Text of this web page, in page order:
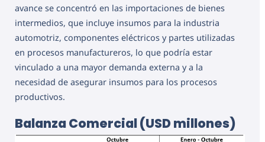
avance se concentró en las importaciones de bienes
intermedios, que incluye insumos para la industria
automotriz, componentes eléctricos y partes utilizadas
en procesos manufactureros, lo que podría estar
vinculado a una mayor demanda externa y a la
necesidad de asegurar insumos para los procesos
productivos.
Balanza Comercial (USD millones)